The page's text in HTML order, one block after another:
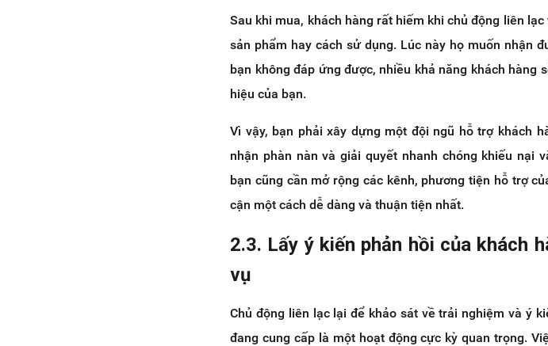
Sau khi mua, khách hàng rất hiếm khi chủ động liên
sản phẩm hay cách sử dụng. Lúc này họ muốn nhận
bạn không đáp ứng được, nhiều khả năng khách hàng
hiệu của bạn.
Vì vậy, bạn phải xây dựng một đội ngũ hỗ trợ khách
nhận phàn nàn và giải quyết nhanh chóng khiếu nại
bạn cũng cần mở rộng các kênh, phương tiện hỗ trợ
cận một cách dễ dàng và thuận tiện nhất.
2.3. Lấy ý kiến phản hồi của khách
vụ
Chủ động liên lạc lại để khảo sát về trải nghiệm và ý
đang cung cấp là một hoạt động cực kỳ quan trọng.